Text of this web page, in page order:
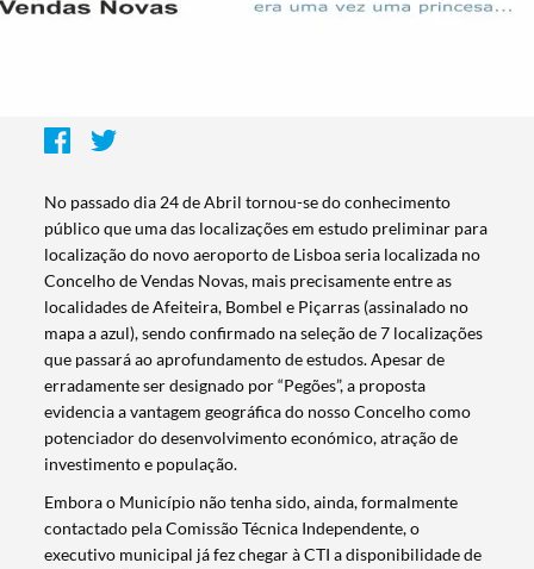
No passado dia 24 de Abril tornou-se do conhecimento
público que uma das localizações em estudo preliminar para
localização do novo aeroporto de Lisboa seria localizada no
Concelho de Vendas Novas, mais precisamente entre as
localidades de Afeiteira, Bombel e Piçarras (assinalado no
mapa a azul), sendo confirmado na seleção de 7 localizações
que passará ao aprofundamento de estudos. Apesar de
erradamente ser designado por “Pegões”, a proposta
evidencia a vantagem geográfica do nosso Concelho como
potenciador do desenvolvimento económico, atração de
investimento e população.
Embora o Município não tenha sido, ainda, formalmente
contactado pela Comissão Técnica Independente, o
executivo municipal já fez chegar à CTI a disponibilidade de